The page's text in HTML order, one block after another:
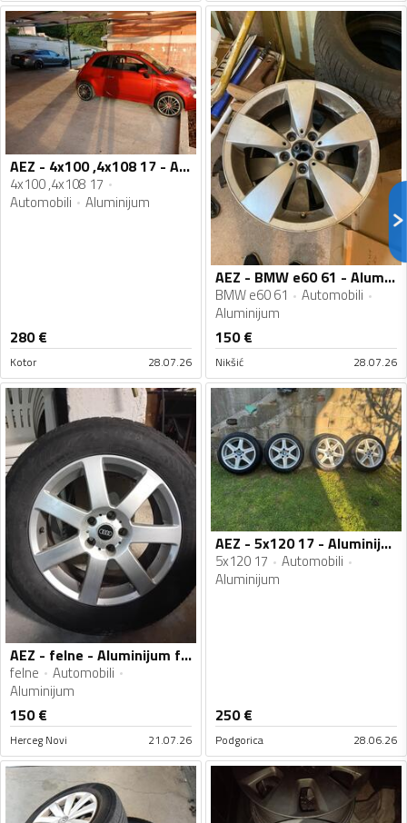
AEZ - 4x100 ,4x108 17 - Aluminijum felne
4x100 ,4x108 17
Automobili
Aluminijum
280€
Kotor 28.07.26
AEZ - BMW e60 61 - Aluminijum felne
BMW e60 61
Automobili
Aluminijum
150€
Nikšić 28.07.26
AEZ - felne - Aluminijum felne
felne
Automobili
Aluminijum
150€
Herceg Novi 21.07.26
AEZ - 5x120 17 - Aluminijum felne
5x120 17
Automobili
Aluminijum
250€
Podgorica 28.06.26